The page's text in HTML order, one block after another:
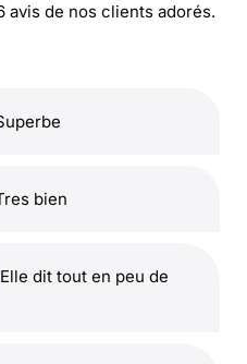
avis de nos clients adorés.
bien
dit tout en peu de